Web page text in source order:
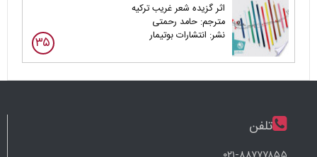
اثر گزیده شعر غریب ترکیه
مترجم: حامد رحمتی
نشر: انتشارات بوتیمار
۳۵
تلفن